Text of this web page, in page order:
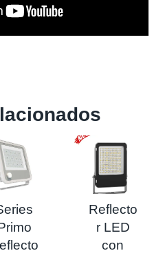
Reflecto
r LED
con